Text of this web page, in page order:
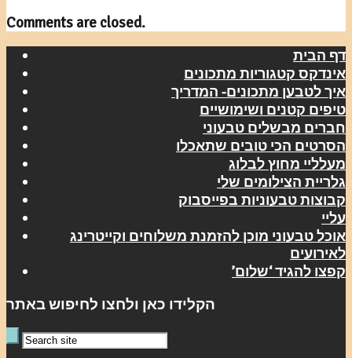
Comments are closed.
דף הבית
אינדקס קטגוריות מתכונים
איך לטבען מתכונים- המדריך
טיפים קטנים ושימושיים
חברים מבשלים טבעוני
הסרטים הכי טובים שתאכלו
מעלליי מחוץ לבלוג
גלריית הצילומים שלי
קבוצות טבעוניות בפייסבוק
עליי
אוכל טבעוני מוכן להזמנת משלוחים וקייטרינג
לאירועים
קפצו להגיד ‘שלום’
הקלידו כאן ולחצו לחיפוש באתר